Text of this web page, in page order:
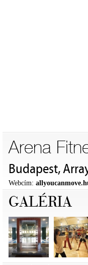
Arena
Budapest,
Webcím:
GALÉRIA